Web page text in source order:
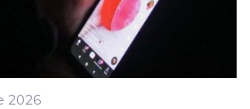
2026